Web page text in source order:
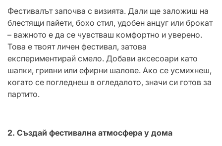
Фестивалът започва с визията. Дали ще заложиш на
блестящи пайети, бохо стил, удобен анцуг или брокат
– важното е да се чувстваш комфортно и уверено.
Това е твоят личен фестивал, затова
експериментирай смело. Добави аксесоари като
шапки, гривни или ефирни шалове. Ако се усмихнеш,
когато се погледнеш в огледалото, значи си готов за
партито.
2. Създай фестивална атмосфера у дома